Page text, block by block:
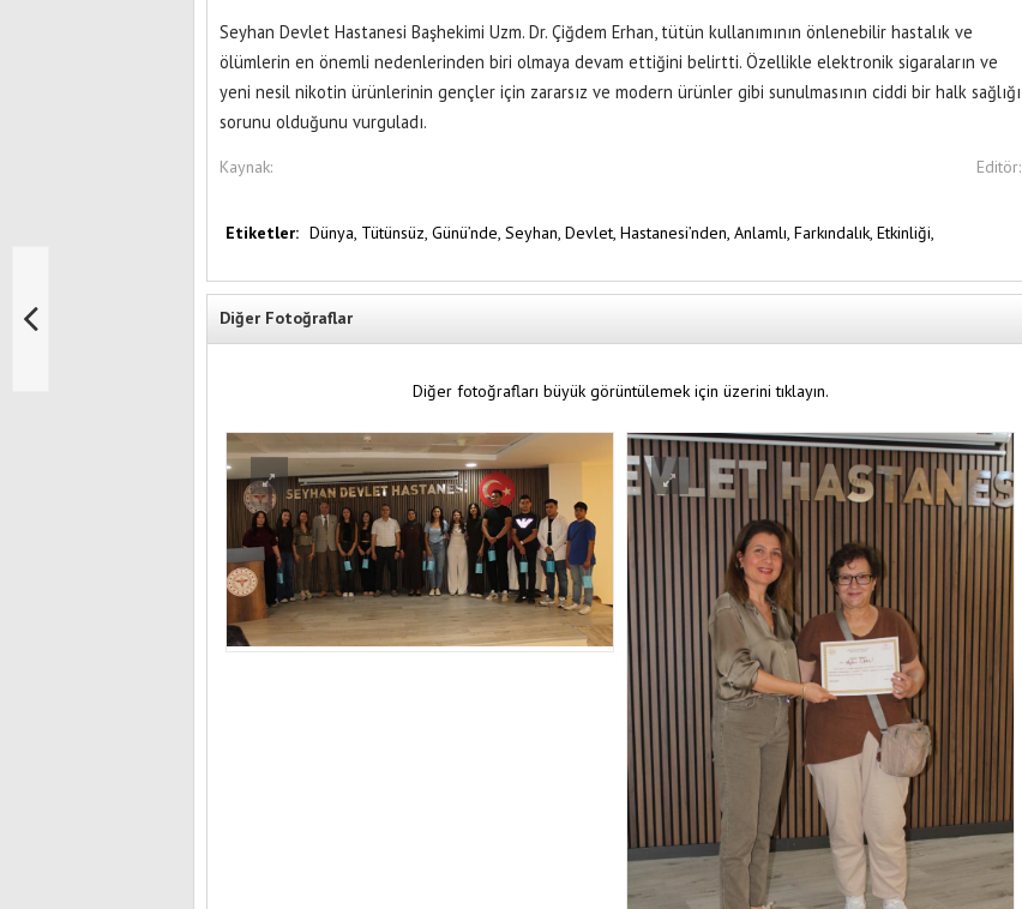
Seyhan Devlet Hastanesi Başhekimi Uzm. Dr. Çiğdem Erhan, tütün kullanımının önlenebilir hastalık ve
ölümlerin en önemli nedenlerinden biri olmaya devam ettiğini belirtti. Özellikle elektronik sigaraların ve
yeni nesil nikotin ürünlerinin gençler için zararsız ve modern ürünler gibi sunulmasının ciddi bir halk sağlığı
sorunu olduğunu vurguladı.
Kaynak: Editör:
Etiketler: Dünya, Tütünsüz, Günü’nde, Seyhan, Devlet, Hastanesi’nden, Anlamlı, Farkındalık, Etkinliği,
Diğer Fotoğraflar
Diğer fotoğrafları büyük görüntülemek için üzerini tıklayın.